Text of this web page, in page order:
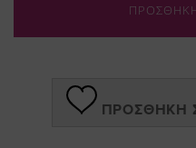
ΠΡΟΣΘΉΚΗ